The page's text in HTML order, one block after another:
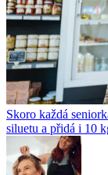
Skoro každá
siluetu a přidá i 10